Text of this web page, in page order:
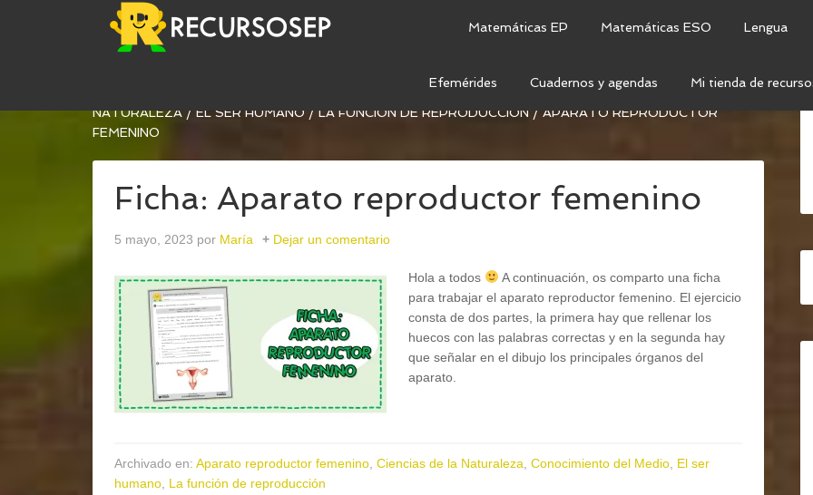
Matemáticas EP Matemáticas ESO Lengua
Efemérides Cuadernos y agendas Mi tienda de
CIENCIAS DE LA
NATURALEZA / EL SER HUMANO / LA FUNCIÓN DE REPRODUCCIÓN / APARATO REPRODUCTOR
FEMENINO
Ficha: Aparato reproductor femenino
5 mayo, 2023 por María Dejar un comentario
Hola a todos
A continuación, os comparto una ficha
para trabajar el aparato reproductor femenino. El ejercicio
consta de dos partes, la primera hay que rellenar los
huecos con las palabras correctas y en la segunda hay
que señalar en el dibujo los principales órganos del
aparato.
Archivado en: Aparato reproductor femenino Ciencias de la Naturaleza Conocimiento del Medio El ser
humano La función de reproducción